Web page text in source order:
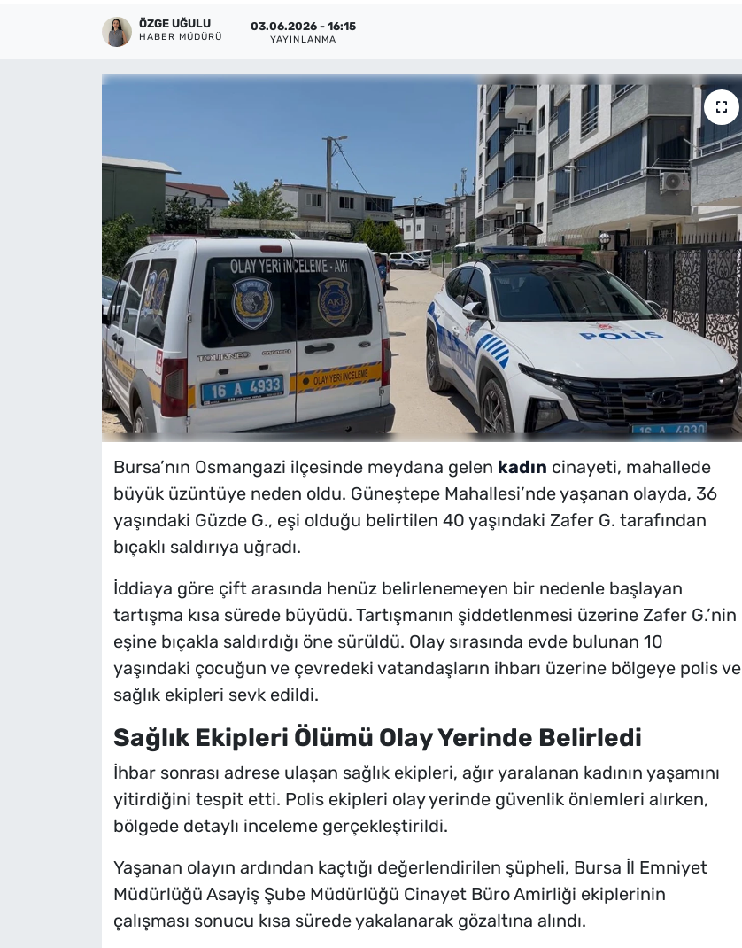
ÖZGE UĞULU
HABER MÜDÜRÜ
03.06.2026 - 16:15
YAYINLANMA
Bursa’nın Osmangazi ilçesinde meydana gelen kadın cinayeti, mahallede
büyük üzüntüye neden oldu. Güneştepe Mahallesi’nde yaşanan olayda, 36
yaşındaki Güzde G., eşi olduğu belirtilen 40 yaşındaki Zafer G. tarafından
bıçaklı saldırıya uğradı.
İddiaya göre çift arasında henüz belirlenemeyen bir nedenle başlayan
tartışma kısa sürede büyüdü. Tartışmanın şiddetlenmesi üzerine Zafer G.’nin
eşine bıçakla saldırdığı öne sürüldü. Olay sırasında evde bulunan 10
yaşındaki çocuğun ve çevredeki vatandaşların ihbarı üzerine bölgeye polis ve
sağlık ekipleri sevk edildi.
Sağlık Ekipleri Ölümü Olay Yerinde Belirledi
İhbar sonrası adrese ulaşan sağlık ekipleri, ağır yaralanan kadının yaşamını
yitirdiğini tespit etti. Polis ekipleri olay yerinde güvenlik önlemleri alırken,
bölgede detaylı inceleme gerçekleştirildi.
Yaşanan olayın ardından kaçtığı değerlendirilen şüpheli, Bursa İl Emniyet
Müdürlüğü Asayiş Şube Müdürlüğü Cinayet Büro Amirliği ekiplerinin
çalışması sonucu kısa sürede yakalanarak gözaltına alındı.